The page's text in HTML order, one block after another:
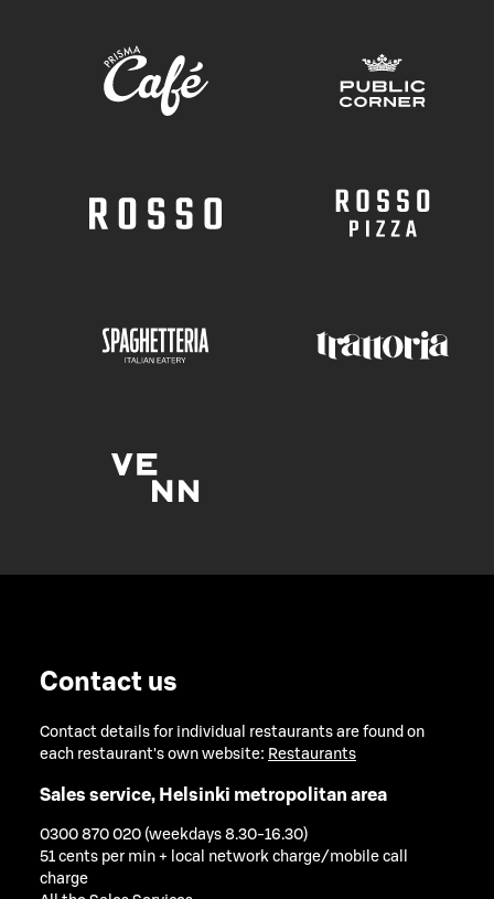
Contact us
Contact details for individual restaurants are found on
each restaurant's own website: Restaurants
Sales service, Helsinki metropolitan area
0300 870 020 (weekdays 8.30-16.30)
51 cents per min + local network charge/mobile call
charge